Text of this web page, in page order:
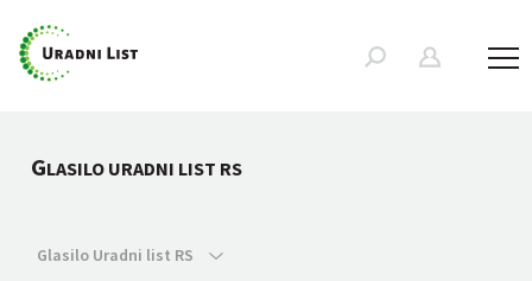
GLASILO URADNI LIST RS
Glasilo Uradni list RS